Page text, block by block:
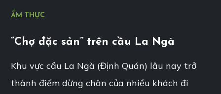
ẨM THỰC
“Chợ đặc sản” trên cầu La Ngà
Khu vực cầu La Ngà (Định Quán) lâu nay trở
thành điểm dừng chân của nhiều khách đi